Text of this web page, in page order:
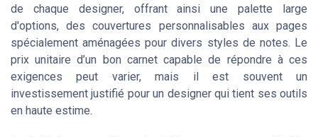
de chaque designer, offrant ainsi une palette large
d'options, des couvertures personnalisables aux pages
spécialement aménagées pour divers styles de notes. Le
prix unitaire d’un bon carnet capable de répondre à ces
exigences peut varier, mais il est souvent un
investissement justifié pour un designer qui tient ses outils
en haute estime.